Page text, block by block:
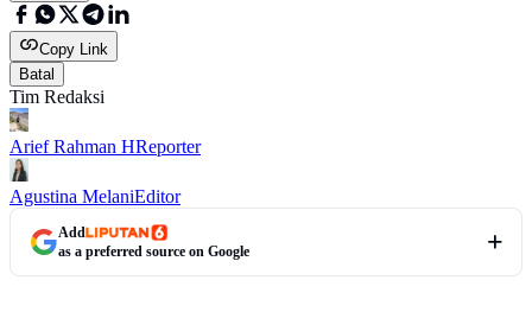
Copy Link
Batal
Tim Redaksi
Arief Rahman HReporter
Agustina MelaniEditor
Add
as a preferred source on Google